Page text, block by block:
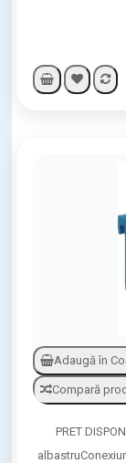
Adaugă în
Compară
PRET